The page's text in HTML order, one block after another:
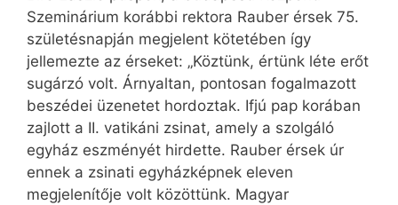
Szeminárium korábbi rektora Rauber érsek 75.
születésnapján megjelent kötetében így
jellemezte az érseket: „Köztünk, értünk léte erőt
sugárzó volt. Árnyaltan, pontosan fogalmazott
beszédei üzenetet hordoztak. Ifjú pap korában
zajlott a II. vatikáni zsinat, amely a szolgáló
egyház eszményét hirdette. Rauber érsek úr
ennek a zsinati egyházképnek eleven
megjelenítője volt közöttünk. Magyar